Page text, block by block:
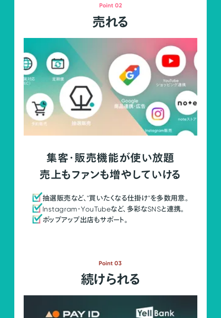
Point 02
売れる
集客・販売機能が使い放題
売上もファンも増やしていける
抽選販売など、"買いたくなる仕掛け"を多数用意。
Instagram・YouTubeなど、多彩なSNSと連携。
ポップアップ出店もサポート。
Point 03
続けられる